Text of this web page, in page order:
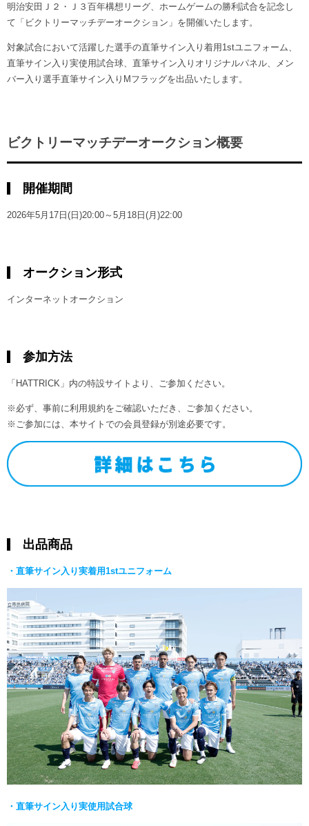
学生インターンシップ
サッカースクール
チアスクール
明治安田Ｊ２・Ｊ３百年構想リーグ、ホームゲームの勝利試合を記念し
て「ビクトリーマッチデーオークション」を開催いたします。
対象試合において活躍した選手の直筆サイン入り着用1stユニフォーム、
直筆サイン入り実使用試合球、直筆サイン入りオリジナルパネル、メン
バー入り選手直筆サイン入りMフラッグを出品いたします。
ビクトリーマッチデーオークション概要
開催期間
2026年5月17日(日)20:00～5月18日(月)22:00
オークション形式
インターネットオークション
参加方法
「HATTRICK」内の特設サイトより、ご参加ください。
※必ず、事前に利用規約をご確認いただき、ご参加ください。
※ご参加には、本サイトでの会員登録が別途必要です。
出品商品
・直筆サイン入り実着用1stユニフォーム
・直筆サイン入り実使用試合球